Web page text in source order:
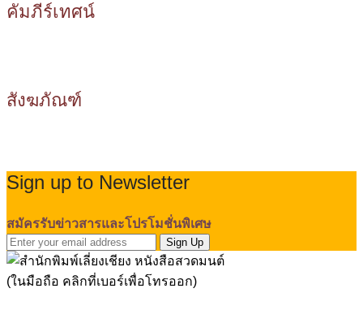
คัมภีร์เทศน์
สังฆภัณฑ์
Sign up to Newsletter
สมัครรับข่าวสารและโปรโมชั่นพิเศษ
Sign Up
(ในมือถือ คลิกที่เบอร์เพื่อโทรออก)